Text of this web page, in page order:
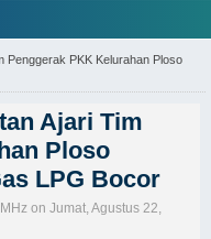
Penggerak PKK Kelurahan Ploso
Ajari Tim
Ploso
LPG Bocor
on Jumat, Agustus 22,